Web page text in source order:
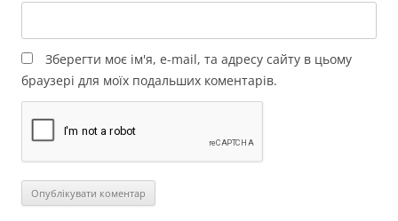
Зберегти моє ім'я, e-mail, та адресу сайту в цьому
браузері для моїх подальших коментарів.